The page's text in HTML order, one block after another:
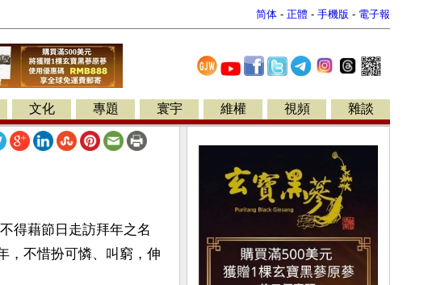
简体 - 正體 - 手機版 - 電子報
文化 專題 寰宇 維權 視頻 雜談
得藉節日走訪拜年之名
，不惜扮可憐、叫窮，伸